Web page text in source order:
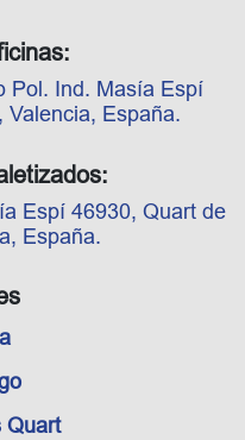
Quart
Pol. Ind. Masía Espí
Valencia, España.
Espí 46930, Quart de
España.